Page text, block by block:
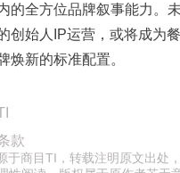
的全方位品牌叙事能力。未
创始人IP运营，或将成为
焕新的标准配置。
款
于商目TI，转载注明原文出处